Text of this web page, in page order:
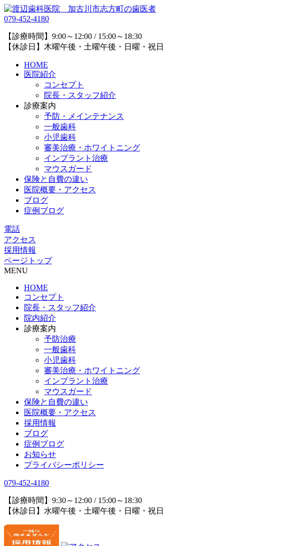
079-452-4180
【診療時間】9:00～12:00 / 15:00～18:30
【休診日】木曜午後・土曜午後・日曜・祝日
HOME
医院紹介
コンセプト
院長・スタッフ紹介
診療案内
予防・メインテナンス
一般歯科
小児歯科
審美治療・ホワイトニング
インプラント治療
マウスガード
保険と自費の違い
医院概要・アクセス
ブログ
症例ブログ
電話
アクセス
採用情報
ページトップ
MENU
HOME
コンセプト
院長・スタッフ紹介
院内紹介
診療案内
予防治療
一般歯科
小児歯科
審美治療・ホワイトニング
インプラント治療
マウスガード
保険と自費の違い
医院概要・アクセス
採用情報
ブログ
症例ブログ
お知らせ
プライバシーポリシー
079-452-4180
【診療時間】9:30～12:00 / 15:00～18:30
【休診日】水曜午後・土曜午後・日曜・祝日